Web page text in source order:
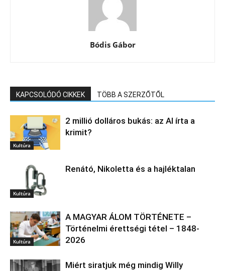
Bódis Gábor
KAPCSOLÓDÓ CIKKEK TÖBB A SZERZŐTŐL
Kultúra
2 millió dolláros bukás: az AI írta a
krimit?
Kultúra
Renátó, Nikoletta és a hajléktalan
Kultúra
A MAGYAR ÁLOM TÖRTÉNETE –
Történelmi érettségi tétel – 1848-
2026
Miért siratjuk még mindig Willy